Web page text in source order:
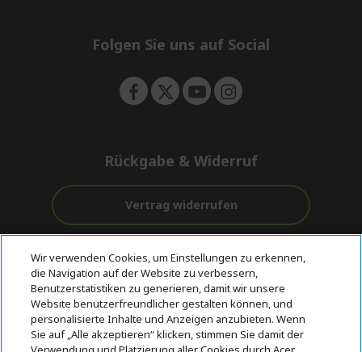
e
Folgen Sie uns auf Social
Rückgabe & Widerruf
Vertrag widerrufen
Kostenloser
Versand
vor und nach
dem Kauf
Zahlung
© 2026 Acer Inc.
CPYou BV ist der autorisierte Wiederverkäufer und Händler der
Produkte und Dienstleistungen, die in diesem Shop angeboten
Wir verwenden Cookies, um Einstellungen zu erkennen,
die Navigation auf der Website zu verbessern,
Benutzerstatistiken zu generieren, damit wir unsere
Website benutzerfreundlicher gestalten können, und
personalisierte Inhalte und Anzeigen anzubieten. Wenn
Sie auf „Alle akzeptieren“ klicken, stimmen Sie damit der